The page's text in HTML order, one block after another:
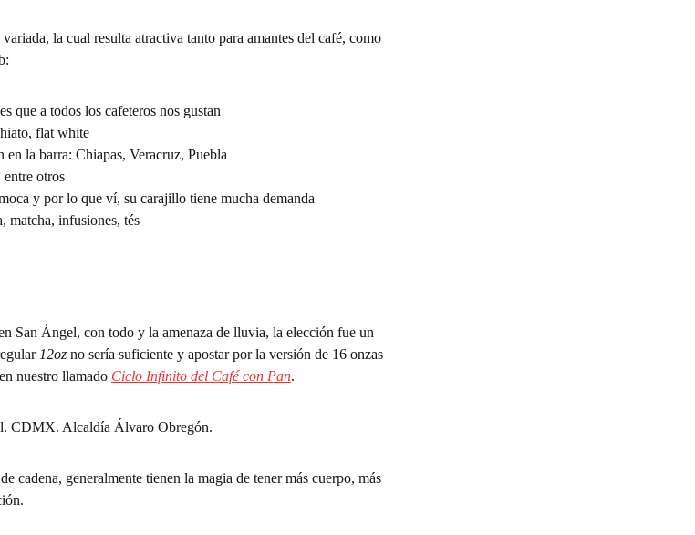
la cual resulta atractiva tanto para amantes del café, como
que a todos los cafeteros nos gustan
flat white
la barra: Chiapas, Veracruz, Puebla
entre otros
y por lo que ví, su carajillo tiene mucha demanda
matcha, infusiones, tés
San Ángel, con todo y la amenaza de lluvia, la elección fue un
12oz no sería suficiente y apostar por la versión de 16 onzas
nuestro llamado Ciclo Infinito del Café con Pan.
cadena, generalmente tienen la magia de tener más cuerpo, más